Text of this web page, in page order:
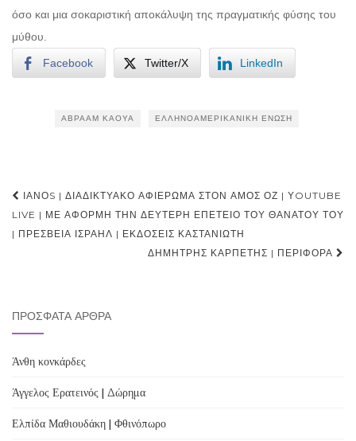
όσο και μια σοκαριστική αποκάλυψη της πραγματικής φύσης του
μύθου.
Facebook Twitter/X LinkedIn
ΑΒΡΑΆΜ ΚΆΟΥΑ ΕΛΛΗΝΟΑΜΕΡΙΚΑΝΙΚΉ ΈΝΩΣΗ
Post
navigation
ΙΑΝΟS | ΔΙΑΔΙΚΤΥΑΚΌ ΑΦΙΈΡΩΜΑ ΣΤΟΝ ΆΜΟΣ ΟΖ | ΥOUTUBE
LIVE | ΜΕ ΑΦΟΡΜΉ ΤΗΝ ΔΕΎΤΕΡΗ ΕΠΈΤΕΙΟ ΤΟΥ ΘΑΝΆΤΟΥ ΤΟΥ
| ΠΡΕΣΒΕΊΑ ΙΣΡΑΉΛ | ΕΚΔΌΣΕΙΣ ΚΑΣΤΑΝΙΏΤΗ
ΔΗΜΉΤΡΗΣ ΚΑΡΠΈΤΗΣ | ΠΕΡΙΦΟΡΆ
ΠΡΌΣΦΑΤΑ ΆΡΘΡΑ
Άνθη κονκάρδες
Άγγελος Ερατεινός | Δώρημα
Ελπίδα Μαθιουδάκη | Φθινόπωρο